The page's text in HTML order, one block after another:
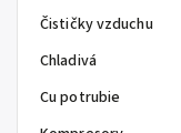
Čističky vzduchu
Chladivá
Cu potrubie